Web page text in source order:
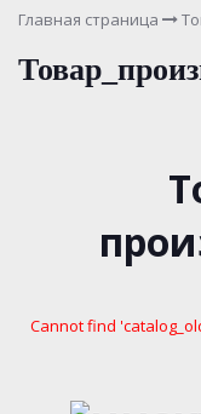
Главная страница
Cannot find